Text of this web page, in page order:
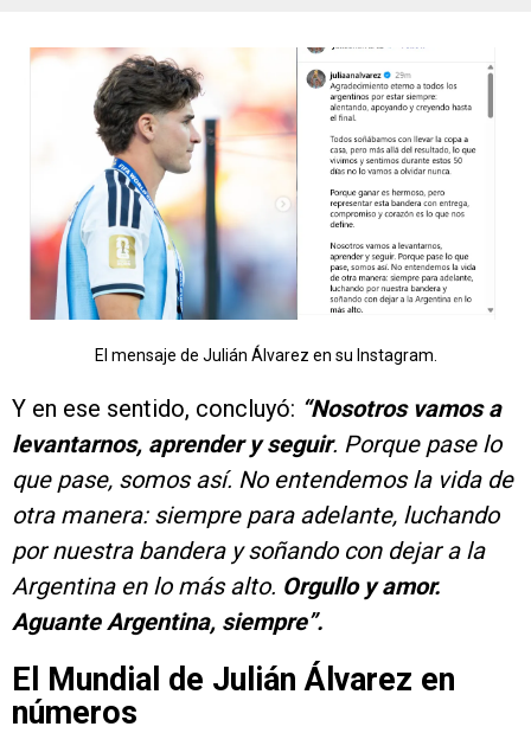
El mensaje de Julián Álvarez en su Instagram.
Y en ese sentido, concluyó: “Nosotros vamos a
levantarnos, aprender y seguir. Porque pase lo
que pase, somos así. No entendemos la vida de
otra manera: siempre para adelante, luchando
por nuestra bandera y soñando con dejar a la
Argentina en lo más alto. Orgullo y amor.
Aguante Argentina, siempre”.
El Mundial de Julián Álvarez en
números